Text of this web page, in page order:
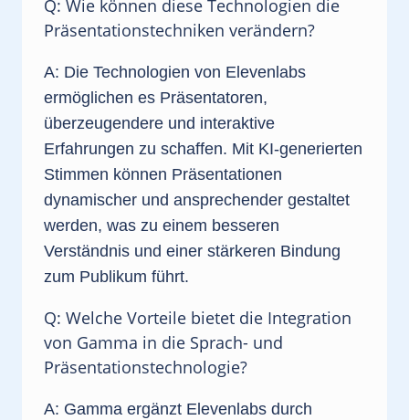
Q: Wie können diese Technologien die
Präsentationstechniken verändern?
A: Die Technologien von Elevenlabs
ermöglichen es Präsentatoren,
überzeugendere und interaktive
Erfahrungen zu schaffen. Mit KI-generierten
Stimmen können Präsentationen
dynamischer und ansprechender gestaltet
werden, was zu einem besseren
Verständnis und einer stärkeren Bindung
zum Publikum führt.
Q: Welche Vorteile bietet die Integration
von Gamma in die Sprach- und
Präsentationstechnologie?
A: Gamma ergänzt Elevenlabs durch